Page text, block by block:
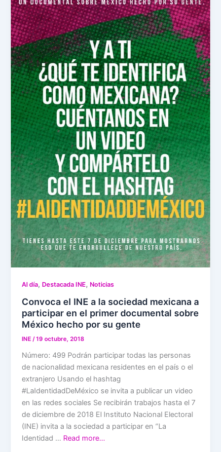
Al día, Destacada INE, Noticias
Convoca el INE a la sociedad mexicana a
participar en el primer documental sobre
México hecho por su gente
INE/19 octubre, 2018
Número: 499 Podrán participar todas las personas
de nacionalidad mexicana residentes en el país o el
extranjero Usando el hashtag
#LaIdentidadDeMéxico se invita a publicar un video
en las redes sociales Se recibirán trabajos hasta el 7
de diciembre de 2018 El Instituto Nacional Electoral
(INE) invita a la sociedad a participar en “La
Identidad … Read more…